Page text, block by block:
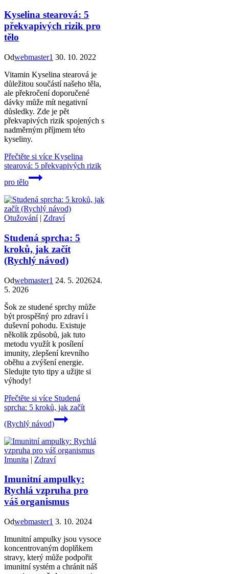
Kyselina stearová: 5
překvapivých rizik pro
tělo
Odwebmaster1 30. 10. 2022
Vitamin Kyselina stearová je
důležitou součástí našeho těla,
ale překročení doporučené
dávky může mít negativní
důsledky. Zde je pět
překvapivých rizik spojených s
nadměrným příjmem této
kyseliny.
Přečtěte si více Kyselina
stearová: 5 překvapivých rizik
pro tělo
Otužování| Zdraví
Studená sprcha: 5
kroků, jak začít
(Rychlý návod)
Odwebmaster1 24. 5. 202624.
5. 2026
Šok ze studené sprchy může
být prospěšný pro zdraví i
duševní pohodu. Existuje
několik způsobů, jak tuto
metodu využít k posílení
imunity, zlepšení krevního
oběhu a zvýšení energie.
Sledujte tyto tipy a užijte si
výhody!
Přečtěte si více Studená
sprcha: 5 kroků, jak začít
(Rychlý návod)
Imunita | Zdraví
Imunitní ampulky:
Rychlá vzpruha pro
váš organismus
Odwebmaster1 3. 10. 2024
Imunitní ampulky jsou vysoce
koncentrovaným doplňkem
stravy, který může podpořit
imunitní systém a chránit náš